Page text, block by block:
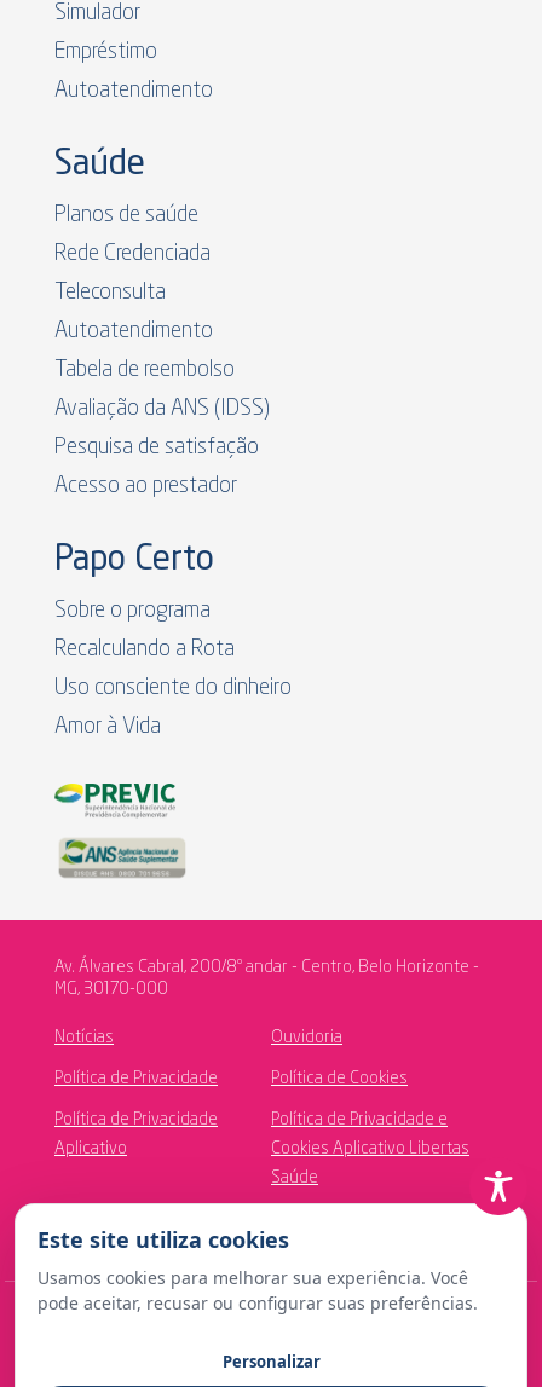
Simulador
Empréstimo
Autoatendimento
Saúde
Planos de saúde
Rede Credenciada
Teleconsulta
Autoatendimento
Tabela de reembolso
Avaliação da ANS (IDSS)
Pesquisa de satisfação
Acesso ao prestador
Papo Certo
Sobre o programa
Recalculando a Rota
Uso consciente do dinheiro
Amor à Vida
Av. Álvares Cabral, 200/8º andar - Centro, Belo Horizonte -
MG, 30170-000
Notícias Ouvidoria
Política de Privacidade Política de Cookies
Política de Privacidade
Aplicativo
Política de Privacidade e
Cookies Aplicativo Libertas
Saúde
Este site utiliza cookies
Usamos cookies para melhorar sua experiência. Você
pode aceitar, recusar ou configurar suas preferências.
Personalizar